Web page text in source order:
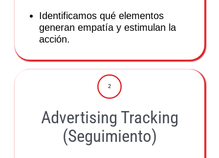
Identificamos qué elementos
generan empatía y estimulan la
acción.
2
Advertising Tracking
(Seguimiento)